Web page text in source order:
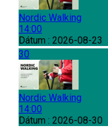
Nordic Walking
14:00
Dátum : 2026-08-23
30
Nordic Walking
14:00
Dátum : 2026-08-30